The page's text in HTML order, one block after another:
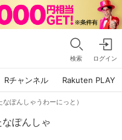
検索 ログイン
Rチャンネル Rakuten PLAY
ぽんしゃうわーにっと）
ぽんしゃ